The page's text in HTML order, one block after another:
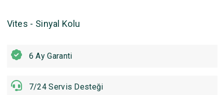
Vites - Sinyal Kolu
6 Ay Garanti
7/24 Servis Desteği